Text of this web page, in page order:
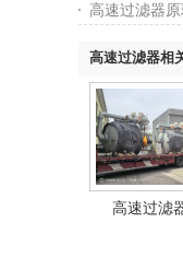
高速过滤器
高速过滤器相
高速过滤